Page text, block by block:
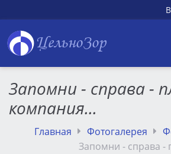
ЦельноЗор
Запомни - справа -
компания...
Главная Фотогалерея
Запомни - справа -